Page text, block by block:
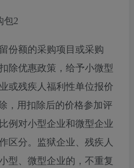
包2
份额的采购项目或采购
除优惠政策，给予小微型
或残疾人福利性单位报价
，用扣除后的价格参加评
例对小型企业和微型企业
区分。监狱企业、残疾人
型、微型企业的，不重复